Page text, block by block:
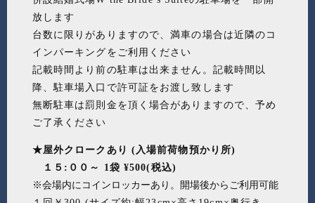
放します
台数に限りがありますので、満車の場合は近隣のコ
インパーキングをご利用ください
記載時間より前の駐車は出来ません。記載時間以
降、駐車場入口で許可証をお渡し致します
無断駐車は罰則金を頂く場合がありますので、予め
ご了承ください
★屋外クロークあり (入場前荷物預かり所)
１５:００～ 1袋 ¥500(税込)
※会場内にコインロッカーあり。開場後からご利用可能